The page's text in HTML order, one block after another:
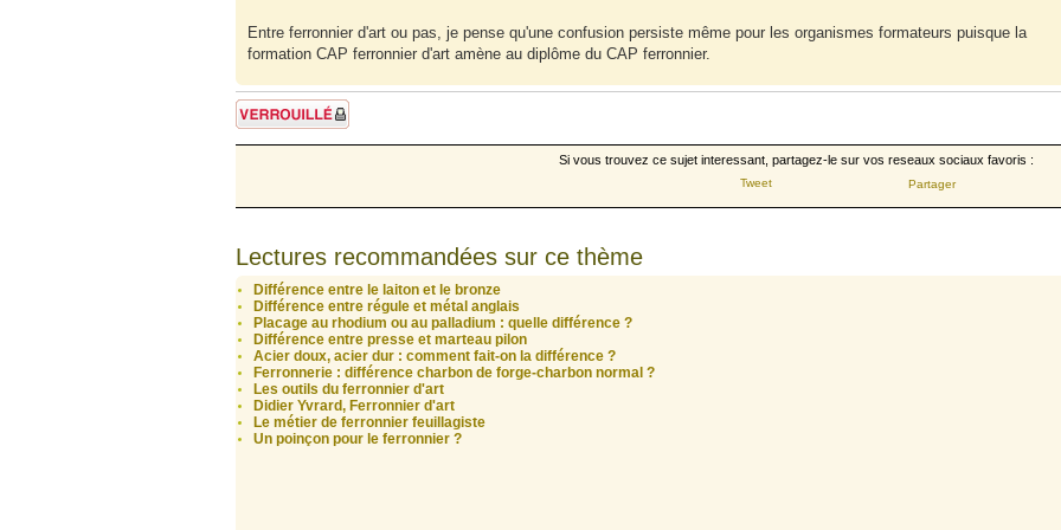
Entre ferronnier d'art ou pas, je pense qu'une confusion persiste même pour les organismes formateurs puisque la
formation CAP ferronnier d'art amène au diplôme du CAP ferronnier.
Sujet verrouillé
Si vous trouvez ce sujet interessant, partagez-le sur vos reseaux sociaux favoris :
Tweet Partager
Lectures recommandées sur ce thème
Différence entre le laiton et le bronze
Différence entre régule et métal anglais
Placage au rhodium ou au palladium : quelle différence ?
Différence entre presse et marteau pilon
Acier doux, acier dur : comment fait-on la différence ?
Ferronnerie : différence charbon de forge-charbon normal ?
Les outils du ferronnier d'art
Didier Yvrard, Ferronnier d'art
Le métier de ferronnier feuillagiste
Un poinçon pour le ferronnier ?